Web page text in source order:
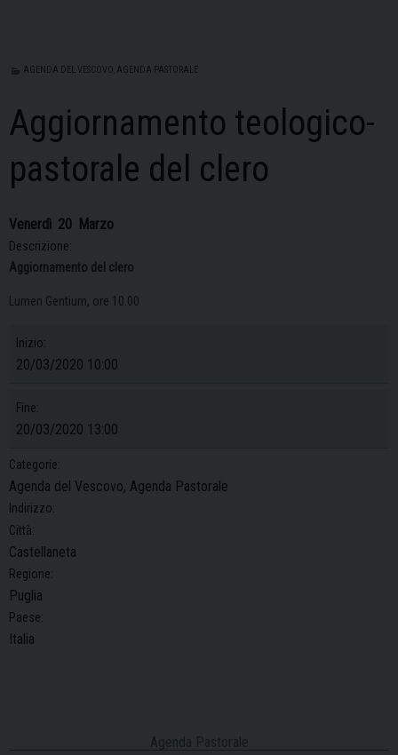
AGENDA DEL VESCOVO AGENDA PASTORALE
Aggiornamento teologico-
pastorale del clero
Venerdì 20 Marzo
Descrizione:
Aggiornamento del clero
Lumen Gentium, ore 10.00
Inizio:
20/03/2020 10:00
Fine:
20/03/2020 13:00
Categorie:
Agenda del Vescovo, Agenda Pastorale
Indirizzo:
Città:
Castellaneta
Regione:
Puglia
Paese:
Italia
Agenda Pastorale